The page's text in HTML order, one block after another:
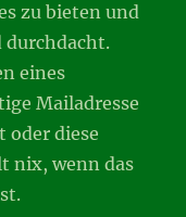
zu bieten und
eines
Mailadresse
diese
nix, wenn das